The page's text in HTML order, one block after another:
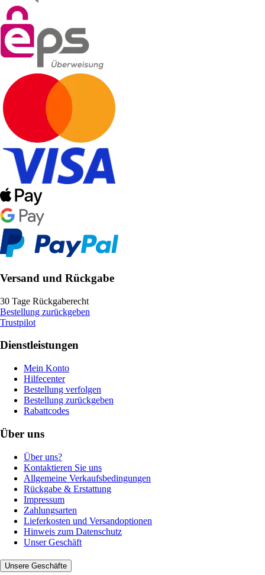
Versand und Rückgabe
30 Tage Rückgaberecht
Bestellung zurückgeben
Trustpilot
Dienstleistungen
Mein Konto
Hilfecenter
Bestellung verfolgen
Bestellung zurückgeben
Rabattcodes
Über uns
Über uns?
Kontaktieren Sie uns
Allgemeine Verkaufsbedingungen
Rückgabe & Erstattung
Impressum
Zahlungsarten
Lieferkosten und Versandoptionen
Hinweis zum Datenschutz
Unser Geschäft
Unsere Geschäfte